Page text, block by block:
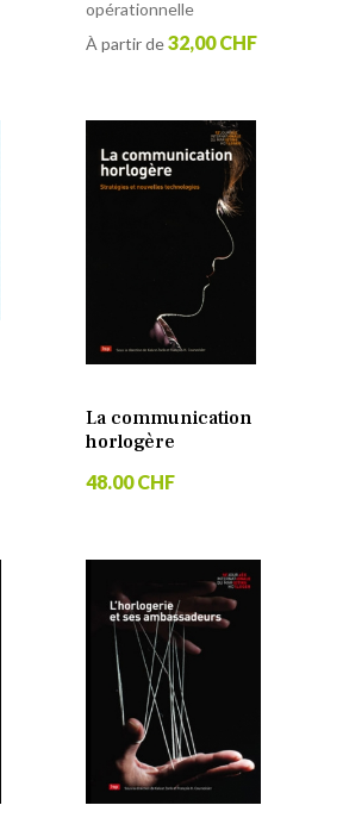
opérationnelle
À partir de32,00 CHF
La communication
horlogère
48.00 CHF